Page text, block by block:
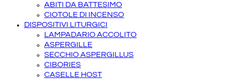
ABITI DA BATTESIMO
CIOTOLE DI INCENSO
DISPOSITIVI LITURGICI
LAMPADARIO ACCOLITO
ASPERGILLE
SECCHIO ASPERGILLUS
CIBORIES
CASELLE HOST